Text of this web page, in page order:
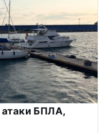
атаки БПЛА,